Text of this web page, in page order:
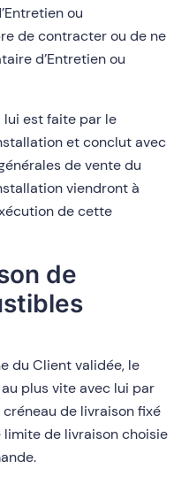
ou
de contracter ou de ne
d’Entretien ou
lui est faite par le
et conclut avec
de vente du
viendront à
de cette
de
du Client validée, le
plus vite avec lui par
de livraison fixé
de livraison choisie